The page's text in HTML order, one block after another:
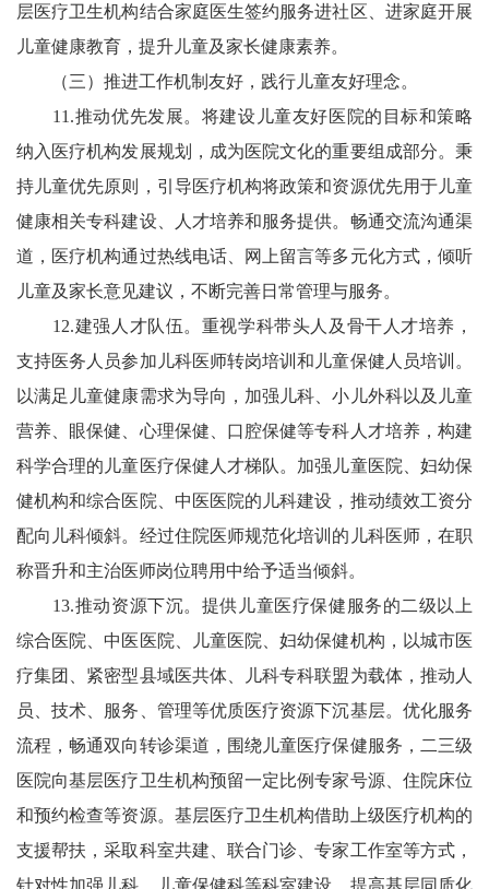
层医疗卫生机构结合家庭医生签约服务进社区、进家庭开展
儿童健康教育，提升儿童及家长健康素养。
（三）推进工作机制友好，践行儿童友好理念。
11.推动优先发展。将建设儿童友好医院的目标和策略
纳入医疗机构发展规划，成为医院文化的重要组成部分。秉
持儿童优先原则，引导医疗机构将政策和资源优先用于儿童
健康相关专科建设、人才培养和服务提供。畅通交流沟通渠
道，医疗机构通过热线电话、网上留言等多元化方式，倾听
儿童及家长意见建议，不断完善日常管理与服务。
12.建强人才队伍。重视学科带头人及骨干人才培养，
支持医务人员参加儿科医师转岗培训和儿童保健人员培训。
以满足儿童健康需求为导向，加强儿科、小儿外科以及儿童
营养、眼保健、心理保健、口腔保健等专科人才培养，构建
科学合理的儿童医疗保健人才梯队。加强儿童医院、妇幼保
健机构和综合医院、中医医院的儿科建设，推动绩效工资分
配向儿科倾斜。经过住院医师规范化培训的儿科医师，在职
称晋升和主治医师岗位聘用中给予适当倾斜。
13.推动资源下沉。提供儿童医疗保健服务的二级以上
综合医院、中医医院、儿童医院、妇幼保健机构，以城市医
疗集团、紧密型县域医共体、儿科专科联盟为载体，推动人
员、技术、服务、管理等优质医疗资源下沉基层。优化服务
流程，畅通双向转诊渠道，围绕儿童医疗保健服务，二三级
医院向基层医疗卫生机构预留一定比例专家号源、住院床位
和预约检查等资源。基层医疗卫生机构借助上级医疗机构的
支援帮扶，采取科室共建、联合门诊、专家工作室等方式，
针对性加强儿科、儿童保健科等科室建设，提高基层同质化